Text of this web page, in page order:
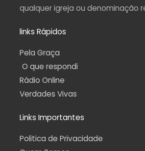
qualquer igreja ou denominação
links Rápidos
Pela Graça
O que respondi
Rádio Online
Verdades Vivas
Links Importantes
Politica de Privacidade